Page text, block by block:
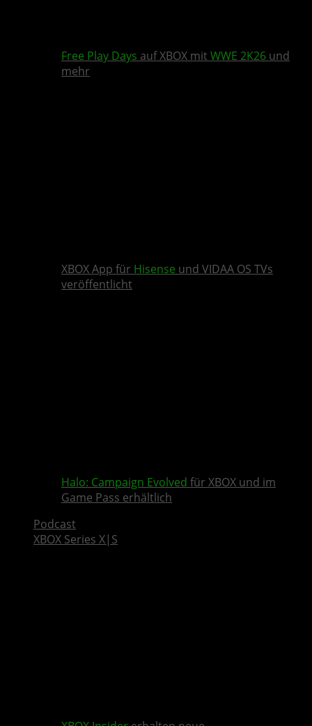
Free Play Days auf XBOX mit WWE 2K26 und
mehr
XBOX App für Hisense und VIDAA OS TVs
veröffentlicht
Halo: Campaign Evolved für XBOX und im
Game Pass erhältlich
Podcast
XBOX Series X|S